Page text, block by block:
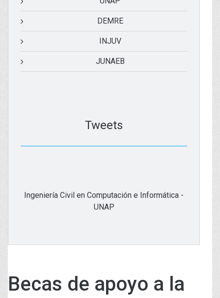
DEMRE
INJUV
JUNAEB
Tweets
Ingeniería Civil en Computación e Informática -
UNAP
Becas de apoyo a la